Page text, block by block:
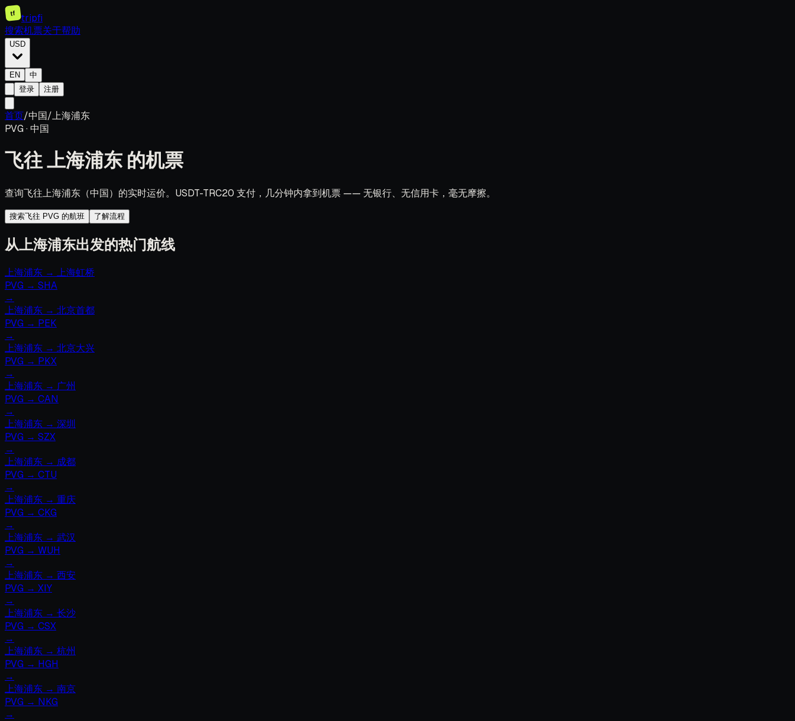
tf
tripfi
搜索机票关于帮助
USD
EN
中
登录
注册
首页/中国/上海浦东
PVG·中国
飞往上海浦东 的机票
查询飞往上海浦东（中国）的实时运价。USDT-TRC20 支付，几分钟内拿到机票 —— 无银行、无信用卡，毫无摩擦。
搜索飞往 PVG 的航班 了解流程
从上海浦东出发的热门航线
上海浦东 → 上海虹桥
PVG → SHA
→
上海浦东 → 北京首都
PVG → PEK
→
上海浦东 → 北京大兴
PVG → PKX
→
上海浦东 → 广州
PVG → CAN
→
上海浦东 → 深圳
PVG → SZX
→
上海浦东 → 成都
PVG → CTU
→
上海浦东 → 重庆
PVG → CKG
→
上海浦东 → 武汉
PVG → WUH
→
上海浦东 → 西安
PVG → XIY
→
上海浦东 → 长沙
PVG → CSX
→
上海浦东 → 杭州
PVG → HGH
→
上海浦东 → 南京
PVG → NKG
→